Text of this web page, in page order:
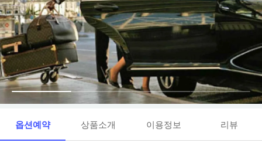
옵션예약 상품소개 이용정보 리뷰